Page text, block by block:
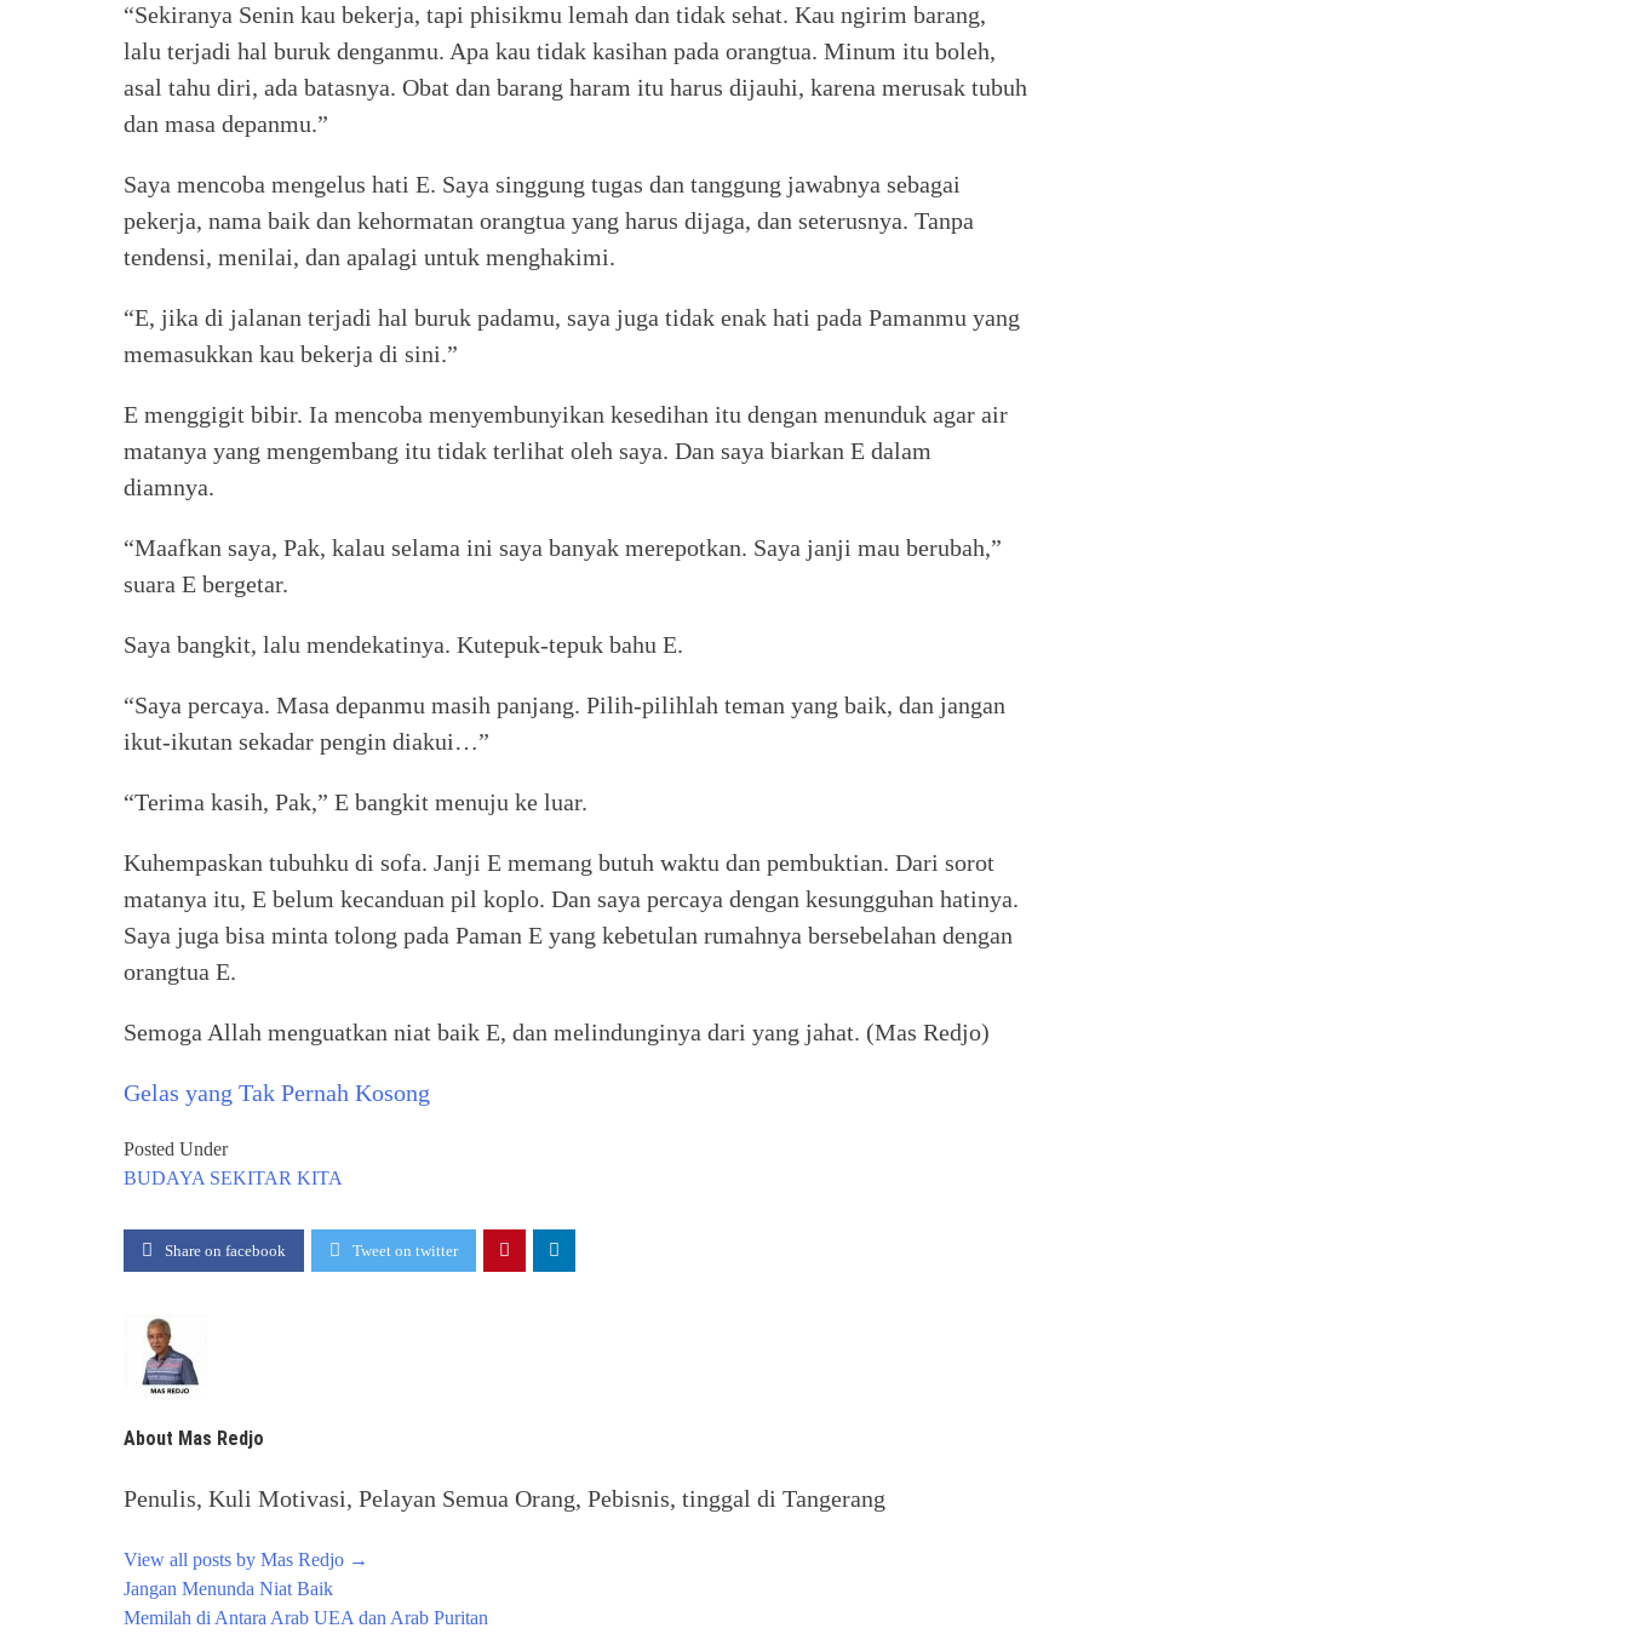
“Sekiranya Senin kau bekerja, tapi phisikmu lemah dan tidak sehat. Kau ngirim barang,
lalu terjadi hal buruk denganmu. Apa kau tidak kasihan pada orangtua. Minum itu boleh,
asal tahu diri, ada batasnya. Obat dan barang haram itu harus dijauhi, karena merusak tubuh
dan masa depanmu.”
Saya mencoba mengelus hati E. Saya singgung tugas dan tanggung jawabnya sebagai
pekerja, nama baik dan kehormatan orangtua yang harus dijaga, dan seterusnya. Tanpa
tendensi, menilai, dan apalagi untuk menghakimi.
“E, jika di jalanan terjadi hal buruk padamu, saya juga tidak enak hati pada Pamanmu yang
memasukkan kau bekerja di sini.”
E menggigit bibir. Ia mencoba menyembunyikan kesedihan itu dengan menunduk agar air
matanya yang mengembang itu tidak terlihat oleh saya. Dan saya biarkan E dalam
diamnya.
“Maafkan saya, Pak, kalau selama ini saya banyak merepotkan. Saya janji mau berubah,”
suara E bergetar.
Saya bangkit, lalu mendekatinya. Kutepuk-tepuk bahu E.
“Saya percaya. Masa depanmu masih panjang. Pilih-pilihlah teman yang baik, dan jangan
ikut-ikutan sekadar pengin diakui…”
“Terima kasih, Pak,” E bangkit menuju ke luar.
Kuhempaskan tubuhku di sofa. Janji E memang butuh waktu dan pembuktian. Dari sorot
matanya itu, E belum kecanduan pil koplo. Dan saya percaya dengan kesungguhan hatinya.
Saya juga bisa minta tolong pada Paman E yang kebetulan rumahnya bersebelahan dengan
orangtua E.
Semoga Allah menguatkan niat baik E, dan melindunginya dari yang jahat. (Mas Redjo)
Gelas yang Tak Pernah Kosong
Posted Under
BUDAYA SEKITAR KITA
Share on facebook Tweet on twitter
About Mas Redjo
Penulis, Kuli Motivasi, Pelayan Semua Orang, Pebisnis, tinggal di Tangerang
View all posts by Mas Redjo →
Post
navigation
Jangan Menunda Niat Baik
Memilah di Antara Arab UEA dan Arab Puritan